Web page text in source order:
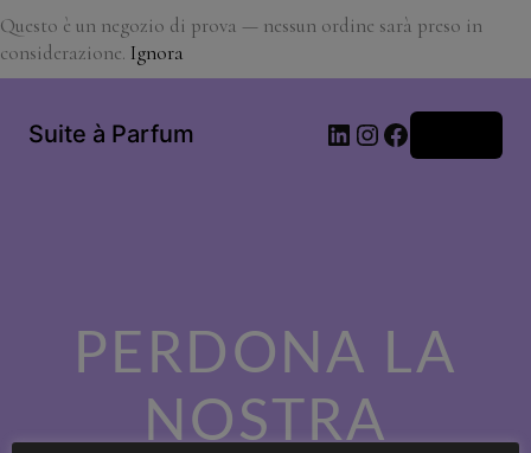
Questo è un negozio di prova — nessun ordine sarà preso in
considerazione. Ignora
Suite à Parfum LinkedIn
Instagram
Facebook
PERDONA LA
NOSTRA